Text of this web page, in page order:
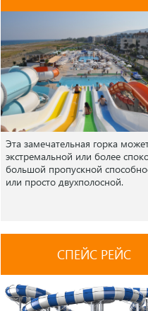
Эта замечательная горка
экстремальной или более
большой пропускной
или просто двухполосной.
СПЕЙС РЕЙС